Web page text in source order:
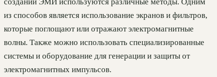
из способов является использование экранов и фильтров,
которые поглощают или отражают электромагнитные
волны. Также можно использовать специализированные
системы и оборудование для генерации и защиты от
электромагнитных импульсов.